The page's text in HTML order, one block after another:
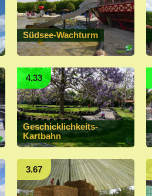
Südsee-Wachturm
4.33
Geschicklichkeits-
Kartbahn
3.67